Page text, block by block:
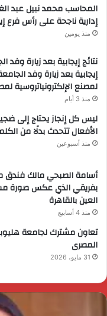
المحاسب محمد نبيل عبد
إدارية ناجحة على رأس فرع
منذ يومين
نتائج إيجابية بعد زيارة وفد
إيجابية بعد زيارة وفد
لمصنع الإلكترونياتروسية
منذ 3 أيام
ليس كل إنجاز يحتاج إلى
الأفعال تتحدث بدلًا من
منذ أسبوعين
أسامة الصبحي مالك فندق
بفريقي الذي عكس صورة
العين بالقاهرة
منذ 4 أسابيع
تعاون مشترك لجامعة
المصرى
31 مايو، 2026
رئيس